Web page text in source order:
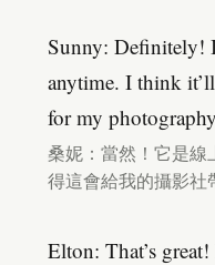
Sunny: Definitely!
anytime. I think
for my
桑妮：當然！它是
得這會給我的攝影社
Elton: That’s